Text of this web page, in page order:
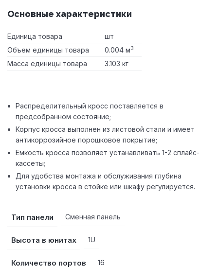
Основные характеристики
Единица товара
шт
Объем единицы товара
0.004 м3
Масса единицы товара 3.103 кг
Распределительный кросс поставляется в
предсобранном состояние;
Корпус кросса выполнен из листовой стали и имеет
антикоррозийное порошковое покрытие;
Емкость кросса позволяет устанавливать 1-2 сплайс-
кассеты;
Для удобства монтажа и обслуживания глубина
установки кросса в стойке или шкафу регулируется.
Тип панели Сменная панель
Высота в юнитах 1U
Количество портов 16